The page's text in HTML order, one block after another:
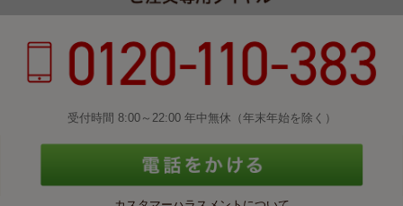
受付時間 8:00～22:00 年中無休（年末年始を除く）